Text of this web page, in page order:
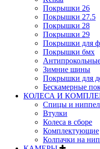
Покрышки 26
Покрышки 27.5
Покрышки 28
Покрышки 29
Покрышки для
Покрышки бмх
Зимние шины
Покрышки для
Бескамерные
КОЛЕСА И
Спицы и
Втулки
Колеса в сборе
Комплектующие
Колпачки на